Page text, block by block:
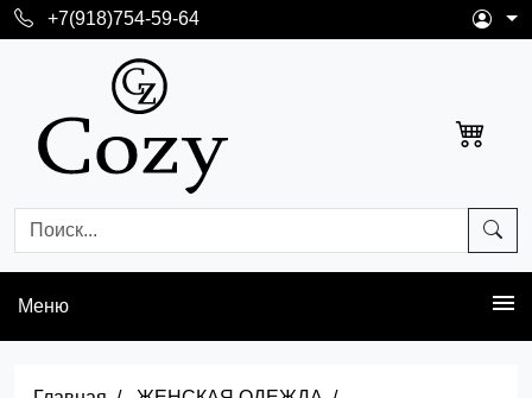
+7(918)754-59-64
Меню